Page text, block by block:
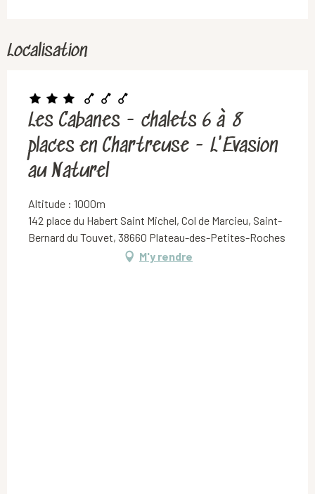
Localisation
Les Cabanes - chalets 6 à 8
places en Chartreuse - L'Evasion
au Naturel
Altitude : 1000m
142 place du Habert Saint Michel, Col de Marcieu, Saint-
Bernard du Touvet, 38660 Plateau-des-Petites-Roches
M'y rendre